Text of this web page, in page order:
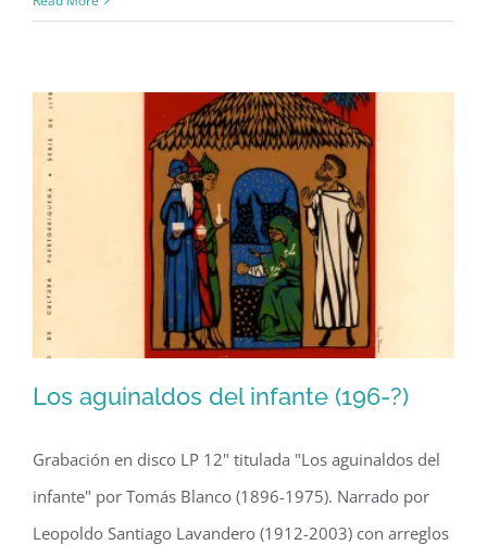
Diego
(1866-
1918)
Los aguinaldos del infante (196-?)
Los aguinaldos del infante (196-?)
Grabación en disco LP 12" titulada "Los aguinaldos del
infante" por Tomás Blanco (1896-1975). Narrado por
Leopoldo Santiago Lavandero (1912-2003) con arreglos